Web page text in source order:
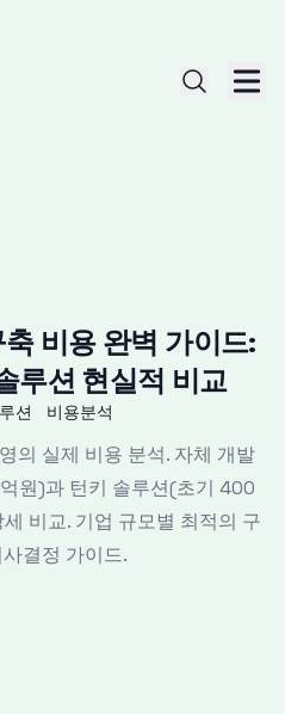
비용 완벽 가이드:
루션 현실적 비교
션 비용분석
의 실제 비용 분석. 자체 개발
원)과 턴키 솔루션(초기 400
비교. 기업 규모별 최적의 구
결정 가이드.